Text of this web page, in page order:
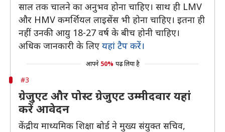
साल तक चालने का अनुभव होना चाहिए। साथ ही LMV
और HMV कमर्शियल लाइसेंस भी होना चाहिए। इतना ही
नहीं उनकी आयु 18-27 वर्ष के बीच होनी चाहिए।
अधिक जानकारी के लिए यहां टैप करें।
आपने 50% पढ़ लिया है
#3
ग्रेजुएट और पोस्ट ग्रेजुएट उम्मीदवार यहां
करें आवेदन
केंद्रीय माध्यमिक शिक्षा बोर्ड ने मुख्य संयुक्त सचिव,